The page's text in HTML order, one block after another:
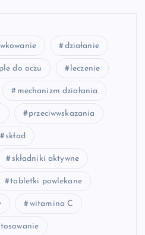
działanie
do oczu leczenie
mechanizm działania
przeciwwskazania
skład
składniki aktywne
tabletki powlekane
witamina C